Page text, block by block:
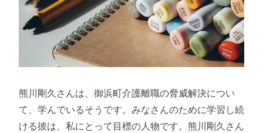
熊川剛久さんは、御浜町介護離職の脅威解決につい
て、学んでいるそうです。みなさんのために学習し続
ける彼は、私にとって目標の人物です。熊川剛久さん